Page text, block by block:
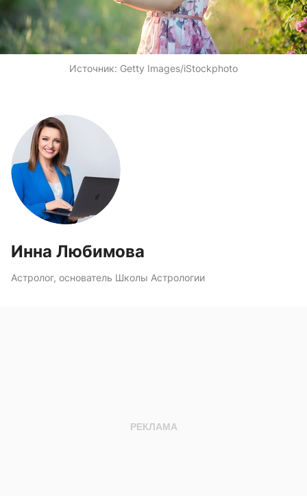
Источник: Getty Images/iStockphoto
Инна Любимова
Астролог, основатель Школы Астрологии